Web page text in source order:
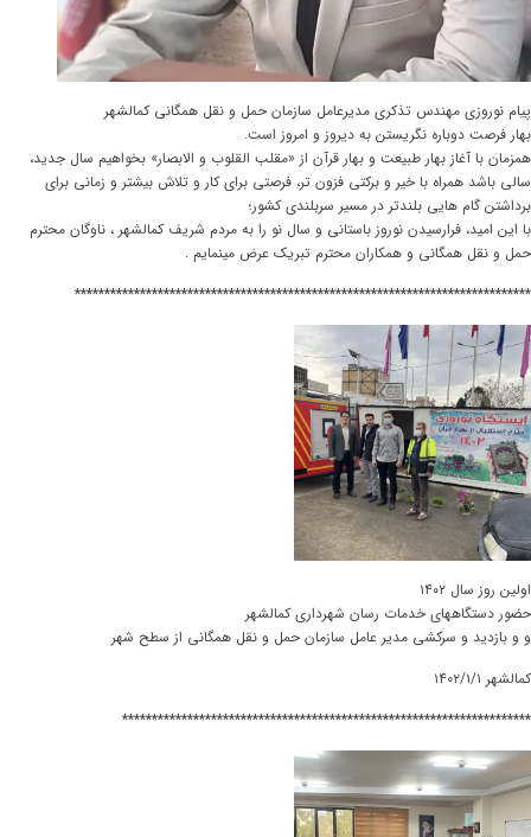
پیام نوروزی مهندس تذکری مدیرعامل سازمان حمل و نقل همگانی کمالشهر
بهار فرصت دوباره نگریستن به دیروز و امروز است.
همزمان با آغاز بهار طبیعت و بهار قرآن از «مقلب ‌القلوب و الابصار» بخواهیم سال جدید،
سالی باشد همراه با خیر و برکتی فزون ‌تر، فرصتی برای کار و تلاش بیشتر و زمانی برای
برداشتن گام ‌هایی بلندتر در مسیر سربلندی کشور؛
با این امید، فرارسیدن نوروز باستانی و سال نو را به مردم شریف کمالشهر ، ناوگان محترم
حمل و نقل همگانی و همکاران محترم تبریک عرض مینمایم .
*****************************************************************************
اولین روز سال ۱۴۰۲
حضور دستگاههای خدمات رسان شهرداری کمالشهر
و و بازدید و سرکشی مدیر عامل سازمان حمل و نقل همگانی از سطح شهر
کمالشهر ۱۴۰۲/۱/۱
*********************************************************************